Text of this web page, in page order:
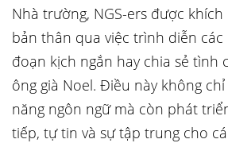
Nhà trường, NGS-ers được
bản thân qua việc trình diễn
đoạn kịch ngắn hay chia sẻ tình
ông già Noel. Điều này không
năng ngôn ngữ mà còn phát
tiếp, tự tin và sự tập trung cho